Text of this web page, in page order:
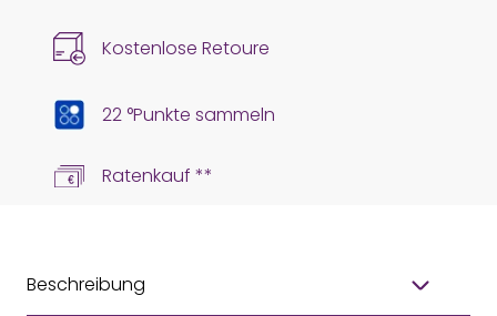
Kostenlose Retoure
22 °Punkte sammeln
Ratenkauf **
Beschreibung